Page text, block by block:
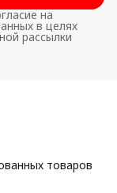
на
в целях
рассылки
товаров